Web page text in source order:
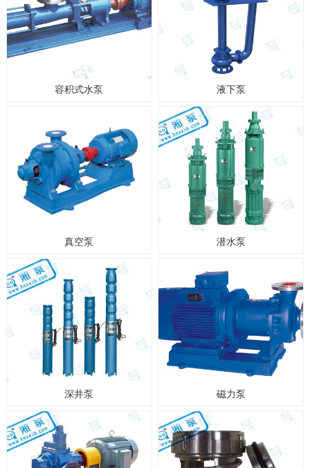
容积式水泵 液下泵
真空泵 潜水泵
深井泵 磁力泵